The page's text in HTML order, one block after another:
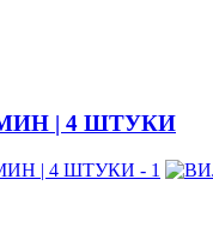
| 4 ШТУКИ